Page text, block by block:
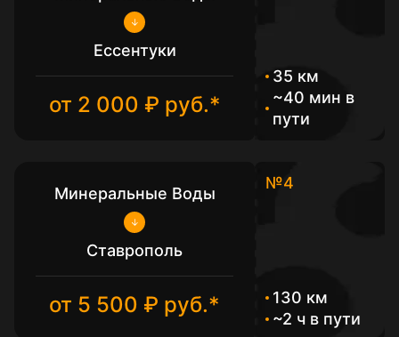
Ессентуки
от 2 000 ₽ руб.*
35 км
~40 мин в
пути
Минеральные Воды
Ставрополь
от 5 500 ₽ руб.*
№4
130 км
~2 ч в пути